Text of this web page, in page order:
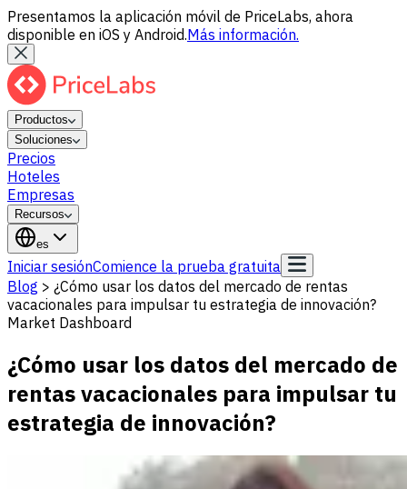
Presentamos la aplicación móvil de PriceLabs, ahora
disponible en iOS y Android.Más información.
Productos
Soluciones
Precios
Hoteles
Empresas
Recursos
es
Iniciar sesiónComience la prueba gratuita
Blog > ¿Cómo usar los datos del mercado de rentas
vacacionales para impulsar tu estrategia de innovación?
Market Dashboard
¿Cómo usar los datos del mercado de
rentas vacacionales para impulsar tu
estrategia de innovación?